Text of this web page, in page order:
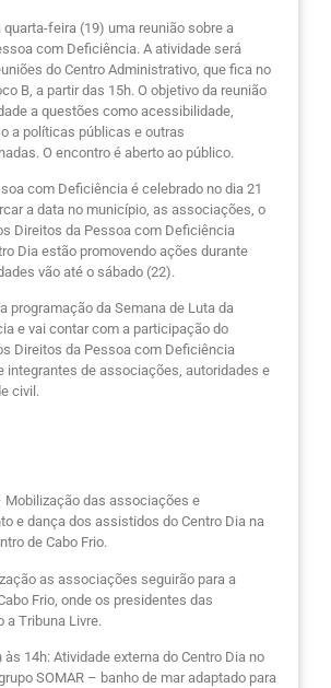
feira (19) uma reunião sobre a
com Deficiência. A atividade será
do Centro Administrativo, que fica no
B, a partir das 15h. O objetivo da reunião
a questões como acessibilidade,
a políticas públicas e outras
O encontro é aberto ao público.
com Deficiência é celebrado no dia 21
a data no município, as associações, o
Direitos da Pessoa com Deficiência
Dia estão promovendo ações durante
vão até o sábado (22).
programação da Semana de Luta da
e vai contar com a participação do
Direitos da Pessoa com Deficiência
integrantes de associações, autoridades e
civil.
Mobilização das associações e
e dança dos assistidos do Centro Dia na
de Cabo Frio.
as associações seguirão para a
Frio, onde os presidentes das
a Tribuna Livre.
14h: Atividade externa do Centro Dia no
SOMAR – banho de mar adaptado para